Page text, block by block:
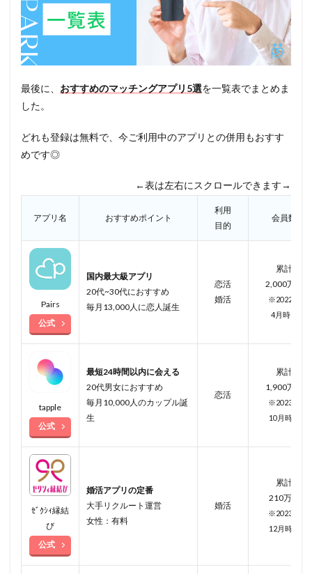
最後に、 おすすめのマッチングアプリ5選を一覧表でまとめま
した。
どれも登録は無料で、今ご利用中のアプリとの併用もおすす
めです◎
←表は左右にスクロールできます→
アプリ名 おすすめポイント
利用
目的
会員数
Pairs
公式
国内最大級アプリ
20代~30代におすすめ
毎月13,000人に恋人誕生
恋活
婚活
累計
2,000万人
※2022年
4月時点
tapple
公式
最短24時間以内に会える
20代男女におすすめ
毎月10,000人のカップル誕
生
恋活
累計
1,900万人
※2023年
10月時点
ｾﾞｸｼｨ縁結
び
公式
婚活アプリの定番
大手リクルート運営
女性：有料
婚活
累計
210万人
※2023年
12月時点